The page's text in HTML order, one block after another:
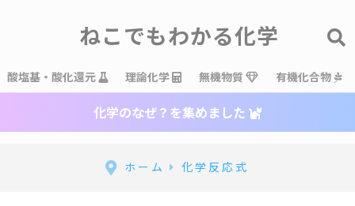
ねこでもわかる化学
酸塩基・酸化還元 理論化学 無機物質 有機化合物
化学のなぜ？を集めました
ホーム 化学反応式